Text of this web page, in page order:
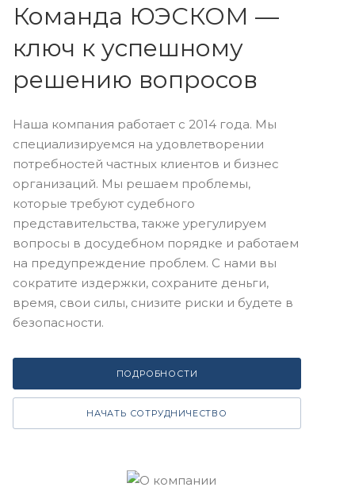
Команда ЮЭСКОМ —
ключ к успешному
решению вопросов
Наша компания работает с 2014 года. Мы
специализируемся на удовлетворении
потребностей частных клиентов и бизнес
организаций. Мы решаем проблемы,
которые требуют судебного
представительства, также урегулируем
вопросы в досудебном порядке и работаем
на предупреждение проблем. С нами вы
сократите издержки, сохраните деньги,
время, свои силы, снизите риски и будете в
безопасности.
ПОДРОБНОСТИ
НАЧАТЬ СОТРУДНИЧЕСТВО